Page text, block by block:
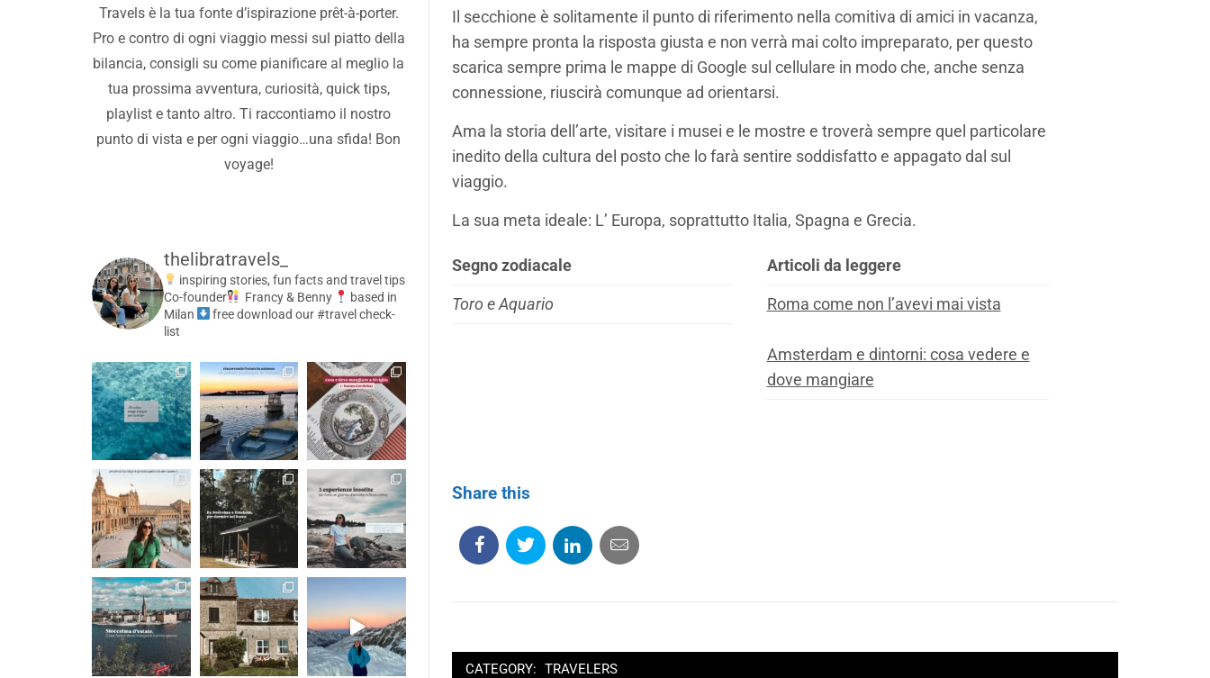
Il secchione è solitamente il punto di riferimento nella comitiva di amici in vacanza,
ha sempre pronta la risposta giusta e non verrà mai colto impreparato, per questo
scarica sempre prima le mappe di Google sul cellulare in modo che, anche senza
connessione, riuscirà comunque ad orientarsi.
Ama la storia dell’arte, visitare i musei e le mostre e troverà sempre quel particolare
inedito della cultura del posto che lo farà sentire soddisfatto e appagato dal sul
viaggio.
La sua meta ideale: L’ Europa, soprattutto Italia, Spagna e Grecia.
Segno zodiacale
Toro e Aquario
Articoli da leggere
Roma come non l’avevi mai vista
Amsterdam e dintorni: cosa vedere e
dove mangiare
Share this
CATEGORY: TRAVELERS
Travels è la tua fonte d’ispirazione prêt-à-porter.
Pro e contro di ogni viaggio messi sul piatto della
bilancia, consigli su come pianificare al meglio la
tua prossima avventura, curiosità, quick tips,
playlist e tanto altro. Ti raccontiamo il nostro
punto di vista e per ogni viaggio…una sfida! Bon
voyage!
thelibratravels_
inspiring stories, fun facts and travel tips
Co-founder
Francy & Benny
based in
Milan
free download our #travel check-
list